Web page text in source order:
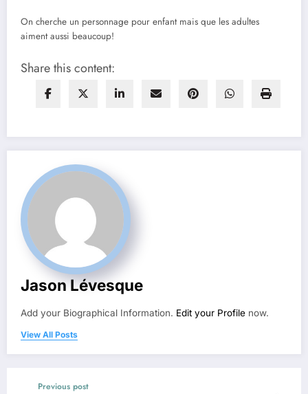
On cherche un personnage pour enfant mais que les adultes
aiment aussi beaucoup!
Share this content:
Jason Lévesque
Add your Biographical Information. Edit your Profile now.
View All Posts
Previous post